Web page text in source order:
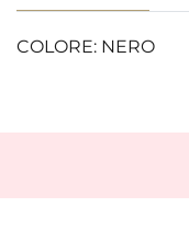
COLORE: NERO